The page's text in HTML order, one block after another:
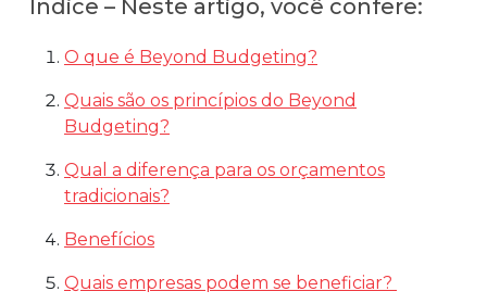
Complexidade Alta
Conheça o produto
Índice – Neste artigo, você confere:
O que é Beyond Budgeting?
Quais são os princípios do Beyond
Budgeting?
Qual a diferença para os orçamentos
tradicionais?
Benefícios
Quais empresas podem se beneficiar?